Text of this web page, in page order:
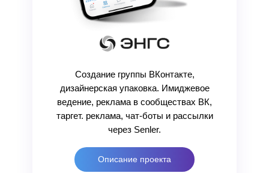
Создание группы ВКонтакте,
дизайнерская упаковка. Имиджевое
ведение, реклама в сообществах ВК,
таргет. реклама, чат-боты и рассылки
через Senler.
Описание проекта